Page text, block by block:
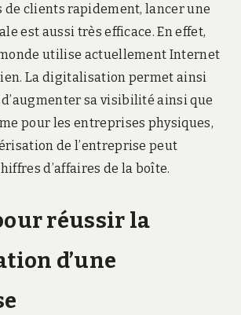
clients rapidement, lancer une
est aussi très efficace. En effet,
utilise actuellement Internet
La digitalisation permet ainsi
sa visibilité ainsi que
pour les entreprises physiques,
de l’entreprise peut
d’affaires de la boîte.
réussir la
d’une